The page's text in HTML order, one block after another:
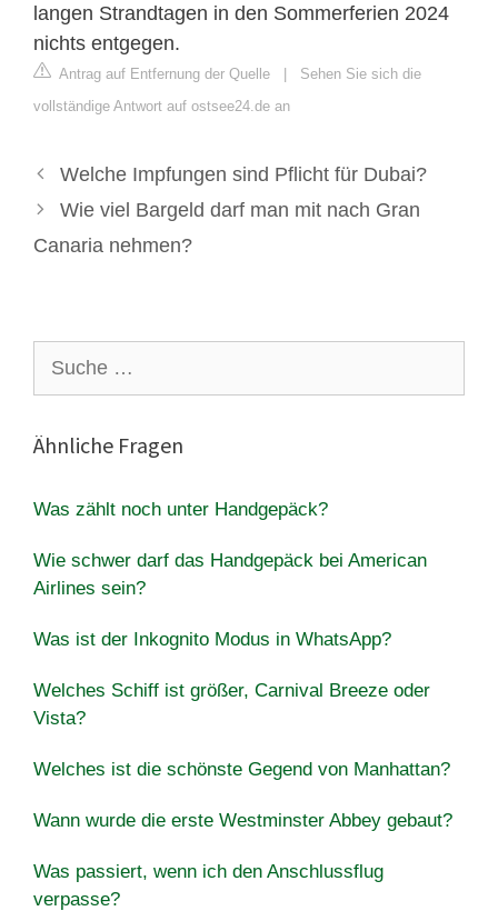
langen Strandtagen in den Sommerferien 2024
nichts entgegen.
Antrag auf Entfernung der Quelle | Sehen Sie sich die
vollständige Antwort auf ostsee24.de an
Welche Impfungen sind Pflicht für Dubai?
Wie viel Bargeld darf man mit nach Gran
Canaria nehmen?
nach:
Ähnliche Fragen
Was zählt noch unter Handgepäck?
Wie schwer darf das Handgepäck bei American
Airlines sein?
Was ist der Inkognito Modus in WhatsApp?
Welches Schiff ist größer, Carnival Breeze oder
Vista?
Welches ist die schönste Gegend von Manhattan?
Wann wurde die erste Westminster Abbey gebaut?
Was passiert, wenn ich den Anschlussflug
verpasse?